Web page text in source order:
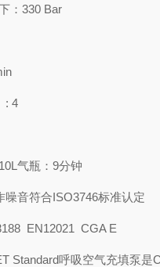
：330 Bar
: 4
气瓶：9分钟
噪音符合ISO3746标准认定
EN12021 CGA E
Standard呼吸空气充填泵